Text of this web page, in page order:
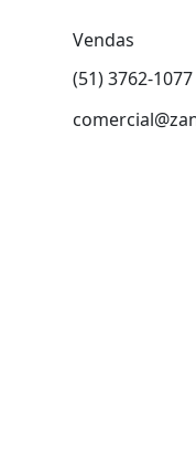
Vendas
(51) 3762-1077